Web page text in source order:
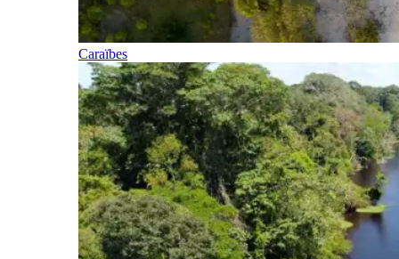
Caraïbes